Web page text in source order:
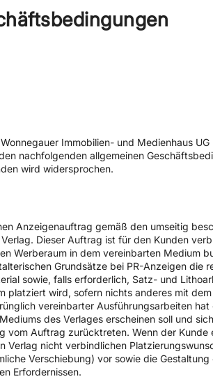
Immobilien- und Medienhaus
nachfolgenden allgemeinen
wird widersprochen.
Anzeigenauftrag gemäß den umseitig
Dieser Auftrag ist für den Kunden
Werberaum in dem vereinbarten Medium
Grundsätze bei PR-Anzeigen die
sowie, falls erforderlich, Satz- und
platziert wird, sofern nichts anderes mit
vereinbarter Ausführungsarbeiten
des Verlages erscheinen soll und
vom Auftrag zurücktreten. Wenn der
Verlag nicht verbindlichen
Verschiebung) vor sowie die
Erfordernissen.